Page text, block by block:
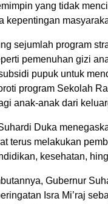
yang tidak
kepentingan
sejumlah program
pemenuhan gizi
pupuk untuk
program Sekolah
anak-anak dari
Duka
terus melakukan
kesehatan,
Gubernur
Isra Mi’raj